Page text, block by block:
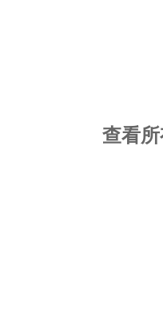
查看